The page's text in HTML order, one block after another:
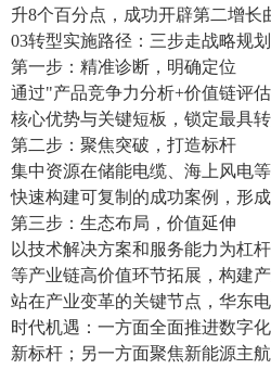
升8个百分点，成功开辟第二增长
03转型实施路径：三步走战略规划
第一步：精准诊断，明确定位
通过"产品竞争力分析+价值链评
核心优势与关键短板，锁定最具
第二步：聚焦突破，打造标杆
集中资源在储能电缆、海上风电
快速构建可复制的成功案例，形成
第三步：生态布局，价值延伸
以技术解决方案和服务能力为杠
等产业链高价值环节拓展，构建产
站在产业变革的关键节点，华东
时代机遇：一方面全面推进数字
新标杆；另一方面聚焦新能源主